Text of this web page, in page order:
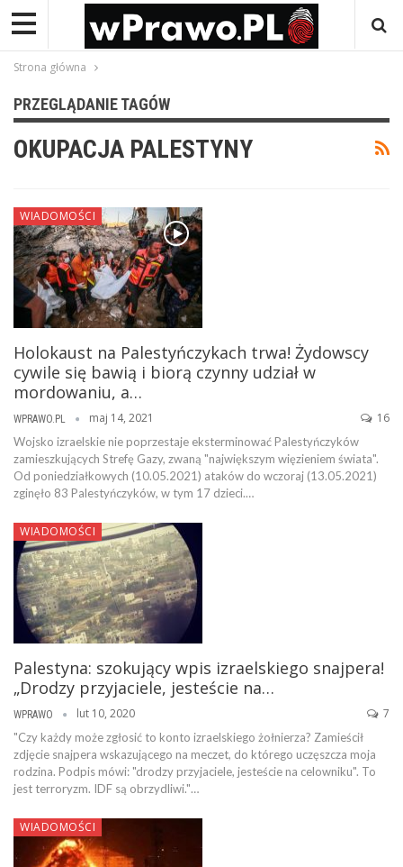
Strona główna
PRZEGLĄDANIE TAGÓW
OKUPACJA PALESTYNY
WIADOMOŚCI
Holokaust na Palestyńczykach trwa! Żydowscy
cywile się bawią i biorą czynny udział w
mordowaniu, a…
WPRAWO.PL maj 14, 2021 16
Wojsko izraelskie nie poprzestaje eksterminować Palestyńczyków
zamieszkujących Strefę Gazy, zwaną "największym więzieniem świata".
Od poniedziałkowych (10.05.2021) ataków do wczoraj (13.05.2021)
zginęło 83 Palestyńczyków, w tym 17 dzieci.…
WIADOMOŚCI
Palestyna: szokujący wpis izraelskiego snajpera!
„Drodzy przyjaciele, jesteście na…
WPRAWO lut 10, 2020 7
"Czy każdy może zgłosić to konto izraelskiego żołnierza? Zamieścił
zdjęcie snajpera wskazującego na meczet, do którego uczęszcza moja
rodzina. Podpis mówi: "drodzy przyjaciele, jesteście na celowniku". To
jest terroryzm. IDF są obrzydliwi."…
WIADOMOŚCI